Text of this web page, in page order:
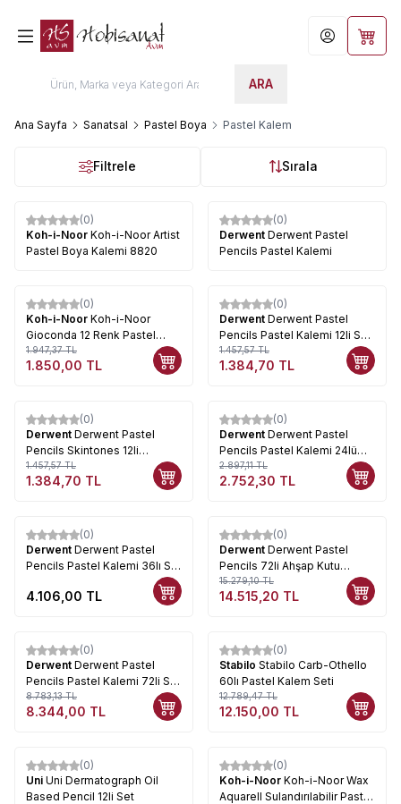
ARA
Hesabım
Ana Sayfa Sanatsal Pastel Boya Pastel Kalem
Filtrele Sırala
(0)
Koh-i-Noor Koh-i-Noor Artist
Pastel Boya Kalemi 8820
(0)
Derwent Derwent Pastel
Pencils Pastel Kalemi
%5
(0)
Koh-i-Noor Koh-i-Noor
Gioconda 12 Renk Pastel
Kalem Seti
1.947,37TL
1.850,00 TL
%5
(0)
Derwent Derwent Pastel
Pencils Pastel Kalemi 12li Set
32991
1.457,57TL
1.384,70 TL
%5
(0)
Derwent Derwent Pastel
Pencils Skintones 12li
Teneke Kutu (Ten Renkleri)
2300563
1.457,57TL
1.384,70 TL
%5
(0)
Derwent Derwent Pastel
Pencils Pastel Kalemi 24lü
Set 32992
2.897,11TL
2.752,30 TL
(0)
Derwent Derwent Pastel
Pencils Pastel Kalemi 36lı Set
4.106,00 TL
%5
(0)
Derwent Derwent Pastel
Pencils 72li Ahşap Kutu
Pastel Kalem Seti
15.279,10TL
14.515,20 TL
%5
(0)
Derwent Derwent Pastel
Pencils Pastel Kalemi 72li Set
32996
8.783,13TL
8.344,00 TL
%5
(0)
Stabilo Stabilo Carb-Othello
60lı Pastel Kalem Seti
12.789,47TL
12.150,00 TL
%5
(0)
Uni Uni Dermatograph Oil
Based Pencil 12li Set
%5
(0)
Koh-i-Noor Koh-i-Noor Wax
Aquarell Sulandırılabilir Pastel